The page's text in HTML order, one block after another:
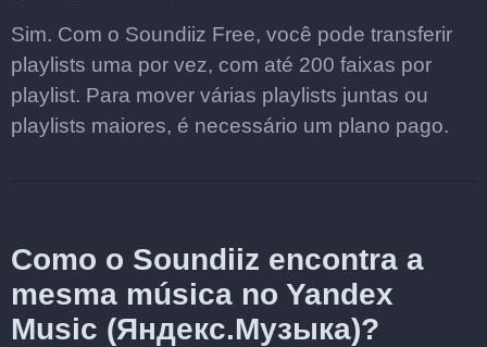
Sim. Com o Soundiiz Free, você pode transferir
playlists uma por vez, com até 200 faixas por
playlist. Para mover várias playlists juntas ou
playlists maiores, é necessário um plano pago.
Como o Soundiiz encontra a
mesma música no Yandex
Music (Яндекс.Музыка)?